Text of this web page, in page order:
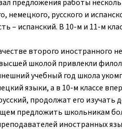
предложения работы
немецкого, русского и
– испанский. В 10-м и 11-м
второго иностранного
школой привлекли
учебный год школа
языки, а в 10-м классе
продолжат его
предложить школьникам
иностранных